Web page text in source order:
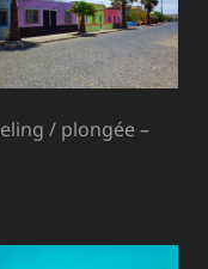
/ plongée –